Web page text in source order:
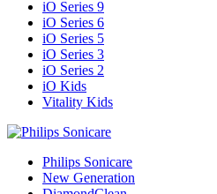
iO Series 9
iO Series 6
iO Series 5
iO Series 3
iO Series 2
iO Kids
Vitality Kids
Philips Sonicare
New Generation